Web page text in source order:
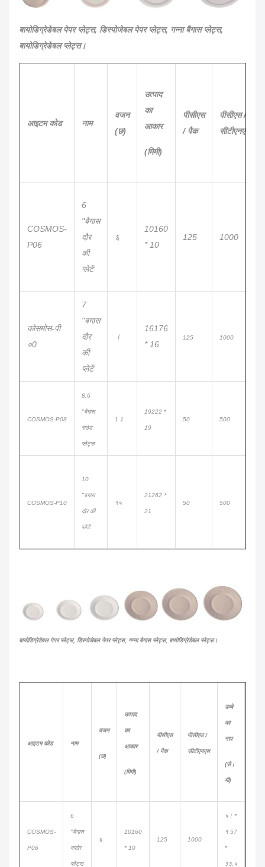
बायोडिग्रेडेबल पेपर प्लेट्स, डिस्पोजेबल पेपर प्लेट्स, गन्ना बैगास प्लेट्स,
बायोडिग्रेडेबल प्लेट्स।
आइटम कोड नाम
वजन
(छ)
उत्पाद
का
आकार
(मिमी)
पीसीएस
/ पैक
पीसीएस /
सीटीएनएस
COSMOS-
P06
6
"बैगास
दौर
की
प्लेटें
६
10160
* 10
125 1000
कोसमोस-पी
०0
7
"बगास
दौर
की
प्लेटें
।
16176
* 16
125 1000
COSMOS-P08
8.6
"बैगास
राउंड
प्लेट्स
1 1
19222 *
19
50 500
COSMOS-P10
10
"बगास
दौर की
प्लेटें
१५
21262 *
21
50 500
बायोडिग्रेडेबल पेपर प्लेट्स, डिस्पोजेबल पेपर प्लेट्स, गन्ना बैगास प्लेट्स, बायोडिग्रेडेबल प्लेट्स।
आइटम कोड नाम
वजन
(छ)
उत्पाद
का
आकार
(मिमी)
पीसीएस
/ पैक
पीसीएस /
सीटीएनएस
डब्बे
का
नाप
(से।
मी)
COSMOS-
P06
6
"बैगास
कठोर
प्लेट्स
६
10160
* 10
125 1000
५। *
१ 57
*
३३.५